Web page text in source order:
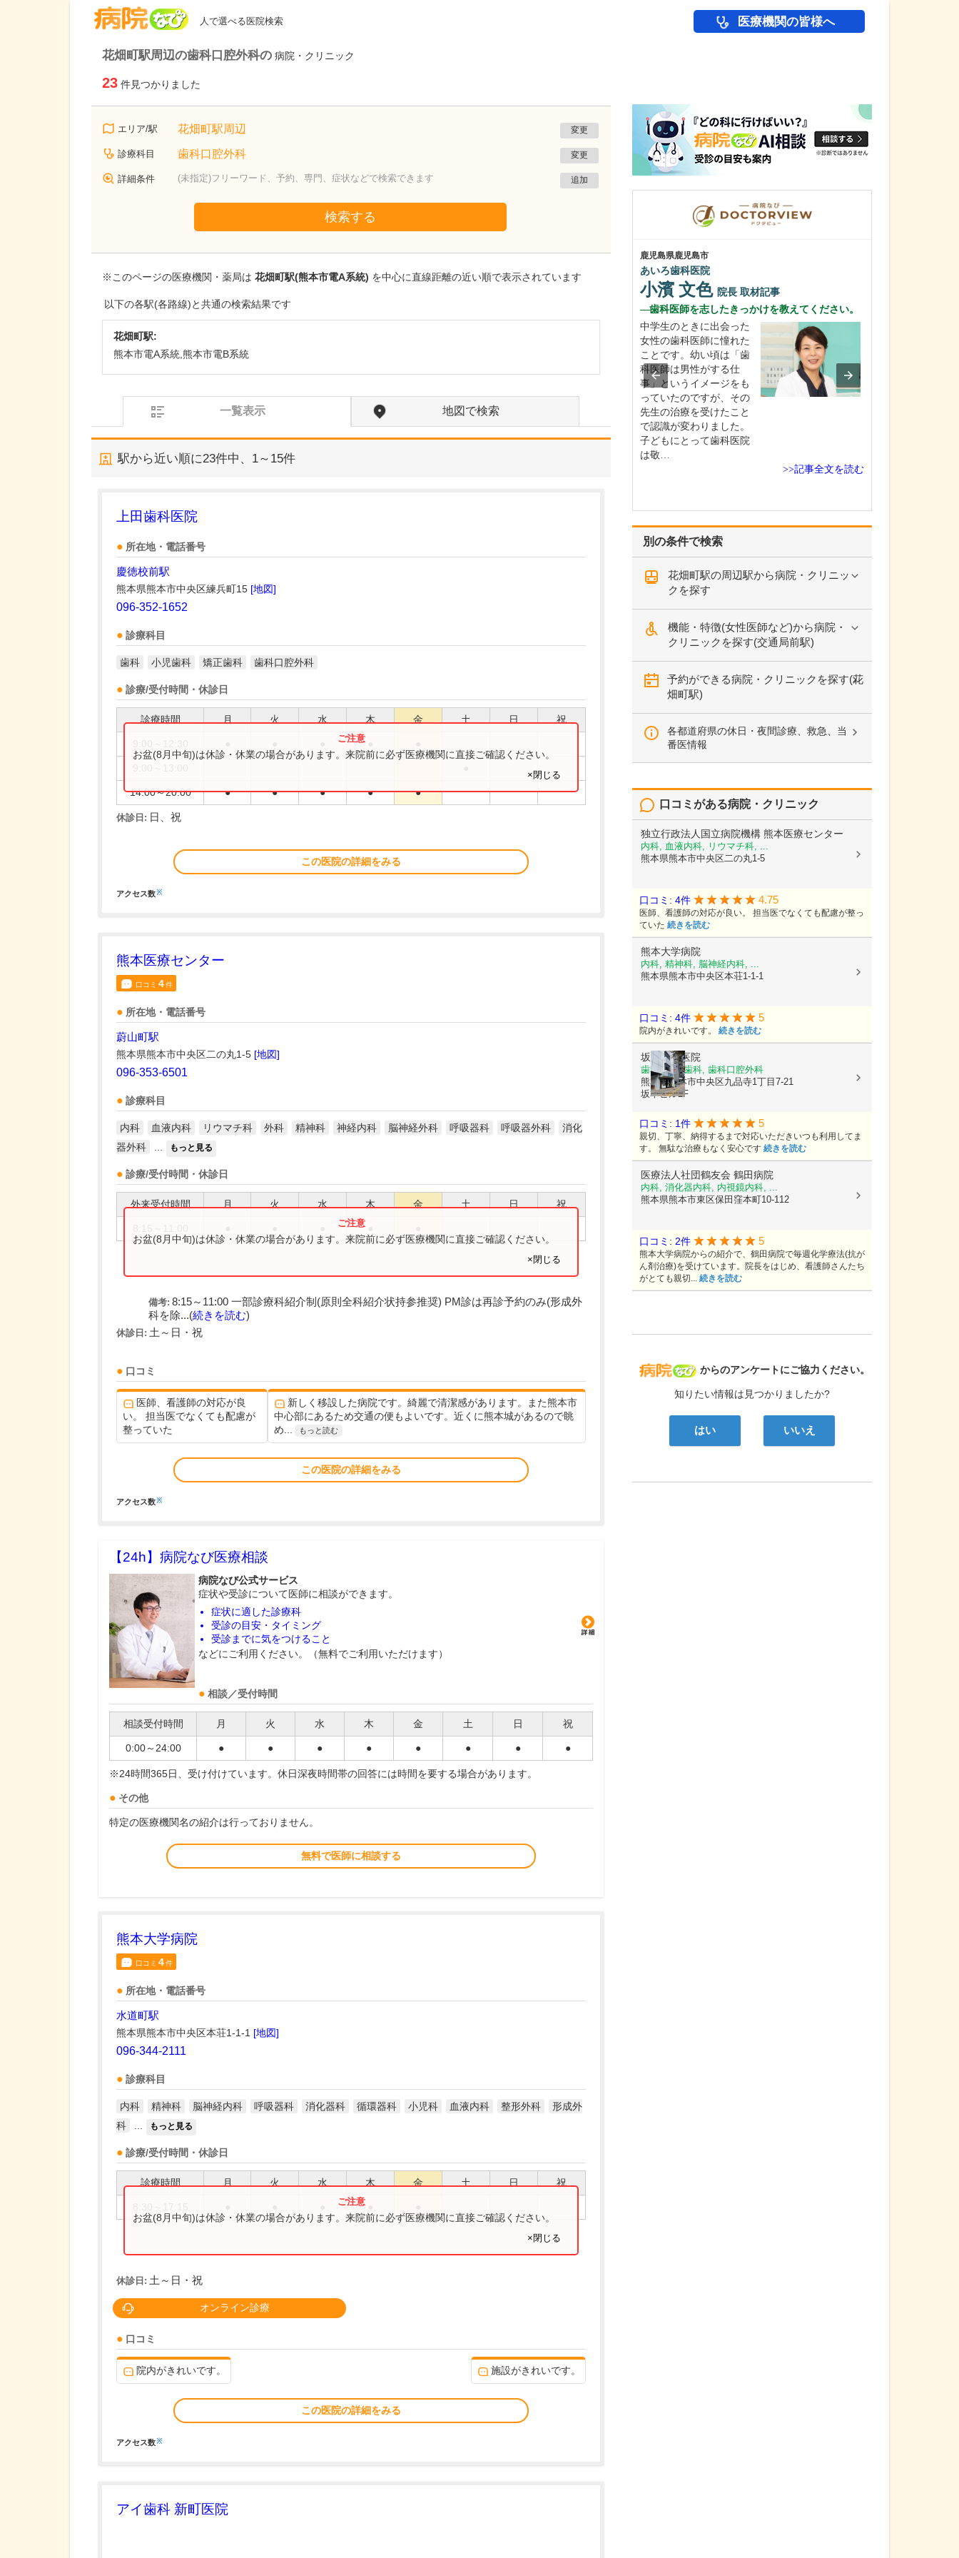
人で選べる医院検索 医療機関の皆様へ
花畑町駅周辺の歯科口腔外科の 病院・クリニック
23 件見つかりました
エリア/駅 花畑町駅周辺 変更
診療科目 歯科口腔外科 変更
詳細条件 (未指定)フリーワード、予約、専門、症状などで検索できます 追加
検索する
※このページの医療機関・薬局は 花畑町駅(熊本市電A系統) を中心に直線距離の近い順で表示されています
以下の各駅(各路線)と共通の検索結果です
花畑町駅:
熊本市電A系統,熊本市電B系統
一覧表示 地図で検索
駅から近い順に23件中、 1～15件
上田歯科医院
所在地・電話番号
慶徳校前駅
熊本県熊本市中央区練兵町15 [地図]
096-352-1652
診療科目
歯科 小児歯科 矯正歯科 歯科口腔外科
診療/受付時間・休診日
診療時間 月 火 水 木 金 土 日 祝
14:00～20:00 ● ● ● ● ●
お盆(8月中旬)は休診・休業の場合があります。来院前に必ず医療機関に直接ご確認ください。
×閉じる
休診日: 日、祝
この医院の詳細をみる
アクセス数※
熊本医療センター
口コミ 4件
所在地・電話番号
蔚山町駅
熊本県熊本市中央区二の丸1-5 [地図]
096-353-6501
診療科目
内科 血液内科 リウマチ科 外科 精神科 神経内科 脳神経外科 呼吸器科 呼吸器外科
消化
器外科
もっと見る
診療/受付時間・休診日
外来受付時間 月 火 水 木 金 土 日 祝
お盆(8月中旬)は休診・休業の場合があります。来院前に必ず医療機関に直接ご確認ください。
×閉じる
備考: 8:15～11:00 一部診療科紹介制(原則全科紹介状持参推奨) PM診は再診予約のみ(形成外
科を除...(続きを読む)
休診日: 土～日・祝
口コミ
医師、看護師の対応が良
い。 担当医でなくても配慮が
整っていた
新しく移設した病院です。綺麗で清潔感があります。また熊本市
中心部にあるため交通の便もよいです。近くに熊本城があるので眺
め...
もっと読む
この医院の詳細をみる
アクセス数※
【24h】 病院なび医療相談
病院なび公式サービス
症状や受診について医師に相談ができます。
症状に適した診療科
受診の目安・タイミング
受診までに気をつけること
などにご利用ください。（無料でご利用いただけます）
相談／受付時間
相談受付時間 月 火 水 木 金 土 日 祝
0:00～24:00 ● ● ● ● ● ● ● ●
※24時間365日、受け付けています。休日深夜時間帯の回答には時間を要する場合があります。
その他
特定の医療機関名の紹介は行っておりません。
無料で医師に相談する
熊本大学病院
口コミ 4件
所在地・電話番号
水道町駅
熊本県熊本市中央区本荘1-1-1 [地図]
096-344-2111
診療科目
内科 精神科 脳神経内科 呼吸器科 消化器科 循環器科 小児科 血液内科 整形外科
形成外
科
もっと見る
診療/受付時間・休診日
診療時間 月 火 水 木 金 土 日 祝
お盆(8月中旬)は休診・休業の場合があります。来院前に必ず医療機関に直接ご確認ください。
×閉じる
休診日: 土～日・祝
オンライン診療
口コミ
院内がきれいです。 施設がきれいです。
この医院の詳細をみる
アクセス数※
アイ歯科 新町医院
別の条件で検索
花畑町駅の周辺駅から病院・クリニッ
クを探す
機能・特徴(女性医師など)から病院・
クリニックを探す(交通局前駅)
予約ができる病院・クリニックを探す(花
畑町駅)
各都道府県の休日・夜間診療、救急、当
番医情報
病院なび
からのアンケートにご協力ください。
知りたい情報は見つかりましたか?
はい いいえ
口コミがある病院・クリニック
独立行政法人国立病院機構 熊本医療センター
内科, 血液内科, リウマチ科, ...
熊本県熊本市中央区二の丸1-5
口コミ: 4件 4.75
医師、看護師の対応が良い。 担当医でなくても配慮が整っ
ていた 続きを読む
熊本大学病院
内科, 精神科, 脳神経内科, ...
熊本県熊本市中央区本荘1-1-1
口コミ: 4件 5
院内がきれいです。 続きを読む
坂本歯科医院
歯科, 小児歯科, 歯科口腔外科
熊本県熊本市中央区九品寺1丁目7-21
坂本ビル2F
口コミ: 1件 5
親切、丁寧、納得するまで対応いただきいつも利用してま
す。 無駄な治療もなく安心です 続きを読む
医療法人社団鶴友会 鶴田病院
内科, 消化器内科, 内視鏡内科, ...
熊本県熊本市東区保田窪本町10-112
口コミ: 2件 5
熊本大学病院からの紹介で、鶴田病院で毎週化学療法(抗が
ん剤治療)を受けています。院長をはじめ、看護師さんたち
がとても親切... 続きを読む
熊本県熊本市南区
たかしお内科ハートクリニック
たのにはどのような理由があったのでしょうか?
ん。しかも、悪化と改善
を繰り返しながら病状は
だんだん悪くなっていき
ます。大学病院で後進の
鹿児島県鹿児島市
あいろ歯科医院
小濱 文色 院長 取材記事
歯科医師を志したきっかけを教えてください。
中学生のときに出会った
女性の歯科医師に憧れた
ことです。幼い頃は「歯
科医師は男性がする仕
事」というイメージをも
っていたのですが、その
先生の治療を受けたこと
で認識が変わりました。
子どもにとって歯科医院
は敬…
>>記事全文を読む